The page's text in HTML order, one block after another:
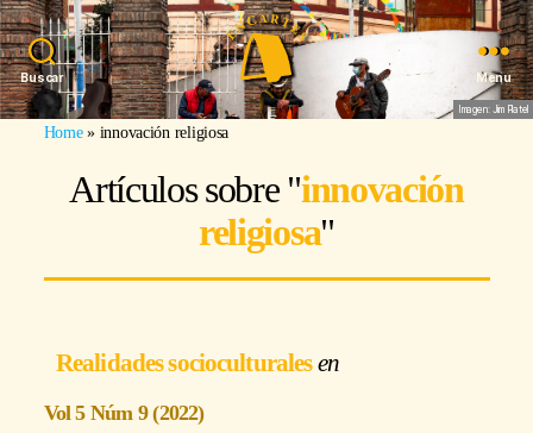
Buscar Menu
Imagen: Jim Platel
Home» innovación religiosa
Artículos sobre "innovación
religiosa"
Realidades socioculturales
Vol 5 Núm 9 (2022)